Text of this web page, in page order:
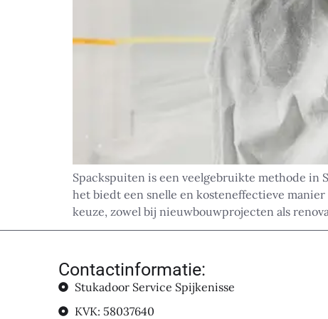
Spackspuiten is een veelgebruikte methode in
het biedt een snelle en kosteneffectieve
keuze, zowel bij nieuwbouwprojecten als
Contactinformatie:
Stukadoor Service Spijkenisse
KVK: 58037640